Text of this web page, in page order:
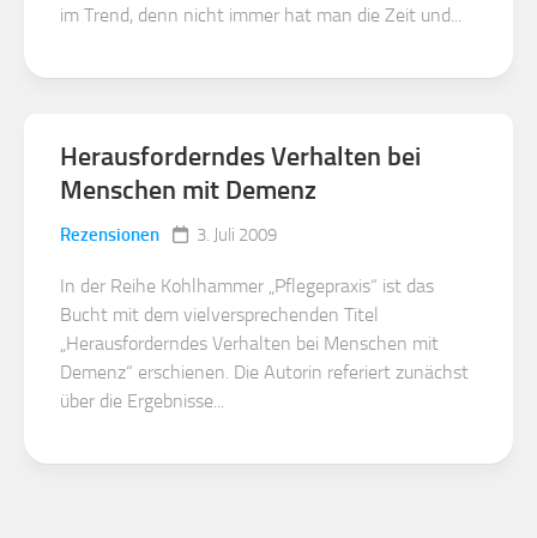
im Trend, denn nicht immer hat man die Zeit und...
Herausforderndes Verhalten bei
Menschen mit Demenz
Rezensionen 3. Juli 2009
In der Reihe Kohlhammer „Pflegepraxis“ ist das
Bucht mit dem vielversprechenden Titel
„Herausforderndes Verhalten bei Menschen mit
Demenz“ erschienen. Die Autorin referiert zunächst
über die Ergebnisse...